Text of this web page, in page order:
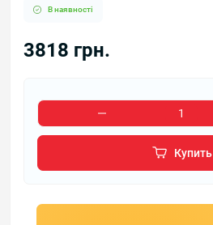
В наявності
3818 грн.
Купить